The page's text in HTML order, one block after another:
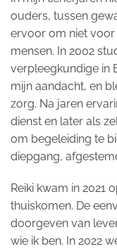
ouders, tussen
ervoor om niet
mensen. In 2002
verpleegkundige in
mijn aandacht, en
zorg. Na jaren
dienst en later als
om begeleiding te
diepgang,
Reiki kwam in 2021
thuiskomen. De
doorgeven van
wie ik ben. In 2022